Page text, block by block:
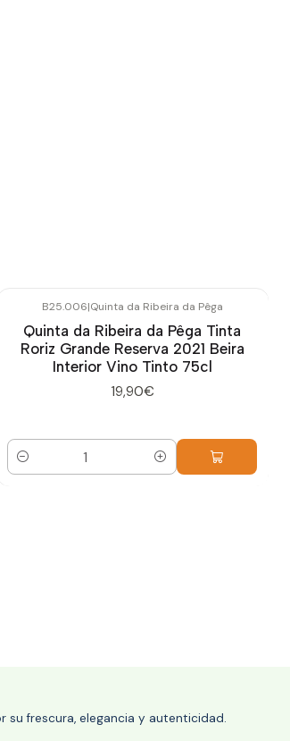
B25.006|Quinta da Ribeira da Pêga
Quinta da Ribeira da Pêga Tinta
Roriz Grande Reserva 2021 Beira
Interior Vino Tinto 75cl
19,90€
Cantidad
su frescura, elegancia y autenticidad.